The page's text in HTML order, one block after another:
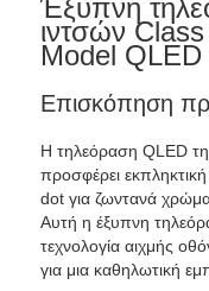
Έξυπνη
ιντσών
Model
Επισκόπηση
Η τηλεόραση QLED
προσφέρει
dot για ζωντανά
Αυτή η έξυπνη
τεχνολογία αιχμής
για μια καθηλωτική